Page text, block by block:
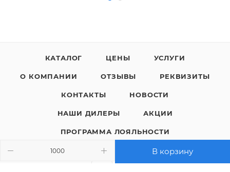
В корзину
КАТАЛОГ ЦЕНЫ УСЛУГИ
О КОМПАНИИ ОТЗЫВЫ РЕКВИЗИТЫ
КОНТАКТЫ НОВОСТИ
НАШИ ДИЛЕРЫ АКЦИИ
ПРОГРАММА ЛОЯЛЬНОСТИ